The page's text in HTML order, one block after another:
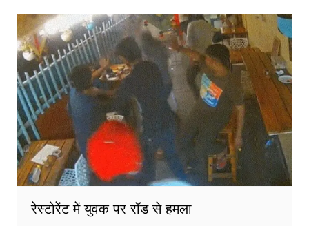
रेस्टोरेंट में युवक पर रॉड से हमला